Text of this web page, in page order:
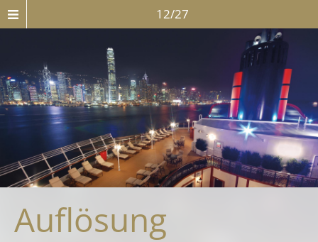
12/27
Auflösung